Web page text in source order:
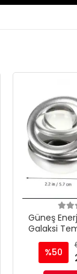
Güneş
Galaksi
%50